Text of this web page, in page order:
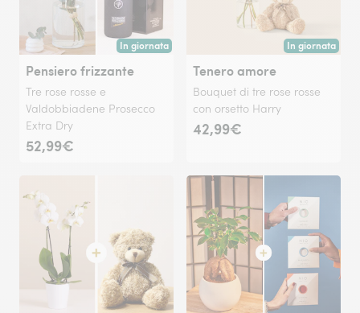
In giornata
Consegna disponibile oggi o in data a tua scelta.
Pensiero frizzante
Tre rose rosse e
Valdobbiadene Prosecco
Extra Dry
52,99€
In giornata
Consegna
Tenero amore
Bouquet di tre rose rosse
con orsetto Harry
42,99€